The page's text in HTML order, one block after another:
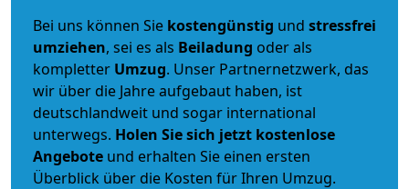
Bei uns können Sie kostengünstig und stressfrei
umziehen, sei es als Beiladung oder als
kompletter Umzug. Unser Partnernetzwerk, das
wir über die Jahre aufgebaut haben, ist
deutschlandweit und sogar international
unterwegs. Holen Sie sich jetzt kostenlose
Angebote und erhalten Sie einen ersten
Überblick über die Kosten für Ihren Umzug.